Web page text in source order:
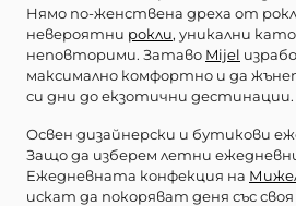
Нямо по-женствена дреха от
невероятни рокли, уникални
неповторими. Затаво Mijel
максимално комфортно и да
си дни до екзотични дестинации.
Освен дизайнерски и бутикови
Защо да изберем летни
Ежедневната конфекция на
искат да покоряват деня със